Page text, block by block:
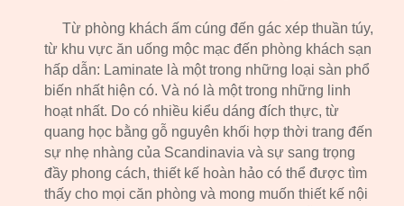
Từ phòng khách ấm cúng đến gác xép thuần túy,
từ khu vực ăn uống mộc mạc đến phòng khách sạn
hấp dẫn: Laminate là một trong những loại sàn phổ
biến nhất hiện có. Và nó là một trong những linh
hoạt nhất. Do có nhiều kiểu dáng đích thực, từ
quang học bằng gỗ nguyên khối hợp thời trang đến
sự nhẹ nhàng của Scandinavia và sự sang trọng
đầy phong cách, thiết kế hoàn hảo có thể được tìm
thấy cho mọi căn phòng và mong muốn thiết kế nội